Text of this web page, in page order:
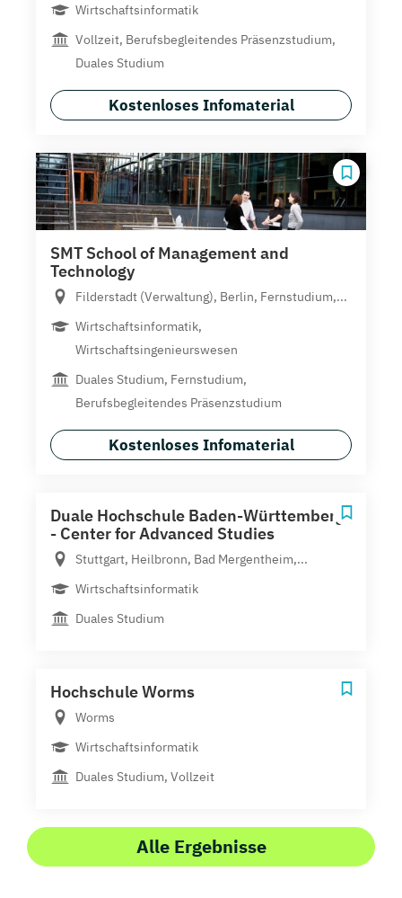
Wirtschaftsinformatik
Vollzeit, Berufsbegleitendes Präsenzstudium,
Duales Studium
Kostenloses Infomaterial
SMT School of Management and
Technology
Filderstadt (Verwaltung), Berlin, Fernstudium,...
Wirtschaftsinformatik,
Wirtschaftsingenieurswesen
Duales Studium, Fernstudium,
Berufsbegleitendes Präsenzstudium
Kostenloses Infomaterial
Duale Hochschule Baden-Württemberg
- Center for Advanced Studies
Stuttgart, Heilbronn, Bad Mergentheim,...
Wirtschaftsinformatik
Duales Studium
Hochschule Worms
Worms
Wirtschaftsinformatik
Duales Studium, Vollzeit
Alle Ergebnisse